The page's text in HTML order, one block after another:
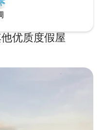
优质度假屋